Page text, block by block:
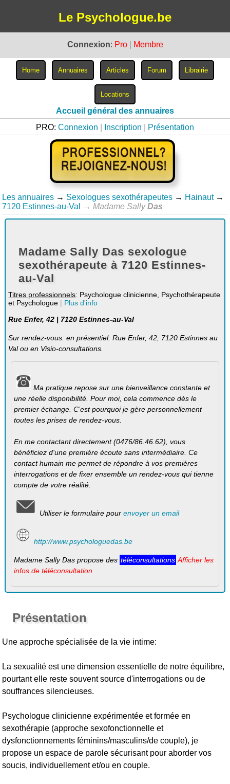
Le Psychologue.be
Connexion: Pro Membre
Accueil général des annuaires
PRO: Connexion Inscription Présentation
Les annuaires → Sexologues sexothérapeutes → Hainaut →
7120 Estinnes-au-Val
→ Madame SallyDas
Madame Sally Das sexologue
sexothérapeute à 7120 Estinnes-
au-Val
Titres professionnels: Psychologue clinicienne, Psychothérapeute
et Psychologue | Plus d'info
Rue Enfer, 42 | 7120 Estinnes-au-Val
Sur rendez-vous: en présentiel: Rue Enfer, 42, 7120 Estinnes au
Val ou en Visio-consultations.
Ma pratique repose sur une bienveillance constante et
une réelle disponibilité. Pour moi, cela commence dès le
premier échange. C’est pourquoi je gère personnellement
toutes les prises de rendez-vous.
En me contactant directement (0476/86.46.62), vous
bénéficiez d'une première écoute sans intermédiaire. Ce
contact humain me permet de répondre à vos premières
interrogations et de fixer ensemble un rendez-vous qui tienne
compte de votre réalité.
Utiliser le formulaire pour envoyer un email
http://www.psychologuedas.be
Madame Sally Das propose des téléconsultations Afficher les
infos de téléconsultation
Présentation
Une approche spécialisée de la vie intime:
La sexualité est une dimension essentielle de notre équilibre,
pourtant elle reste souvent source d'interrogations ou de
souffrances silencieuses.
Psychologue clinicienne expérimentée et formée en
sexothérapie (approche sexofonctionnelle et
dysfonctionnements féminins/masculins/de couple), je
propose un espace de parole sécurisant pour aborder vos
soucis, individuellement et/ou en couple.